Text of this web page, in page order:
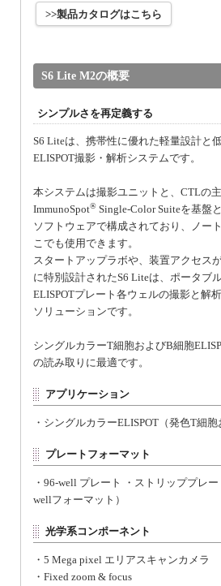
S6 Lite M2の概要
シンプルさを再定義する
S6 Liteは、携帯性に優れた軽量設計と
ELISPOT撮影・解析システムです。
本システムは撮影ユニットと、CTLの
ImmunoSpot® Single-Color Suiteを基盤
ソフトウェアで構成されており、ノー
こでも使用できます。
スタートアップラボや、装置アクセス
に特別設計されたS6 Liteは、ポータブ
ELISPOTプレート各ウェルの撮影と解
ソリューションです。
シングルカラーT細胞およびB細胞
の読み取りに最適です。
アプリケーション
・シングルカラーELISPOT（発色T細胞
プレートフォーマット
・96-well プレート ・ストリッププレ
wellフォーマット）
光学系コンポーネント
・5 Mega pixel エリアスキャンカメラ
・Fixed zoom & focus